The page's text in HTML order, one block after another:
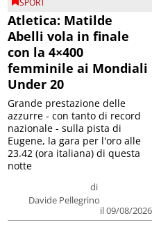
Atletica: Matilde
Abelli vola in finale
con la 4×400
femminile ai Mondiali
Under 20
di
Davide Pellegrino
il 09/08/2026
Grande prestazione delle
azzurre - con tanto di record
nazionale - sulla pista di
Eugene, la gara per l'oro alle
23.42 (ora italiana) di questa
notte